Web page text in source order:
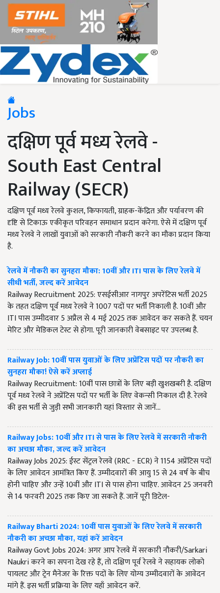
Jobs
दक्षिण पूर्व मध्य रेलवे -
South East Central
Railway (SECR)
दक्षिण पूर्व मध्य रेलवे कुशल, किफायती, ग्राहक-केंद्रित और पर्यावरण की
दृष्टि से टिकाऊ एकीकृत परिवहन समाधान प्रदान करेगा. ऐसे में दक्षिण पूर्व
मध्य रेलवे ने लाखों युवाओं को सरकारी नौकरी करने का मौका प्रदान किया
है.
रेलवे में नौकरी का सुनहरा मौका: 10वीं और ITI पास के लिए रेलवे में
सीधी भर्ती, जल्द करें आवेदन
Railway Recruitment 2025: एसईसीआर नागपुर अपरेंटिस भर्ती 2025
के तहत दक्षिण पूर्व मध्य रेलवे ने 1007 पदों पर भर्ती निकाली है. 10वीं और
ITI पास उम्मीदवार 5 अप्रैल से 4 मई 2025 तक आवेदन कर सकते हैं. चयन
मेरिट और मेडिकल टेस्ट से होगा. पूरी जानकारी वेबसाइट पर उपलब्ध है.
Railway Job: 10वीं पास युवाओं के लिए अप्रेंटिस पदों पर नौकरी का
सुनहरा मौका! ऐसे करें अप्लाई
Railway Recruitment: 10वीं पास छात्रों के लिए बड़ी खुशखबरी है. दक्षिण
पूर्व मध्य रेलवे ने अप्रेंटिस पदों पर भर्ती के लिए वेकन्सी निकाल दी है. रेलवे
की इस भर्ती से जुड़ी सभी जानकारी यहां विस्तार से जानें...
Railway Jobs: 10वीं और ITI से पास के लिए रेलवे में सरकारी नौकरी
का अच्छा मौका, जल्द करें आवेदन
Railway Jobs 2025: ईस्ट सेंट्रल रेलवे (RRC - ECR) ने 1154 अप्रेंटिस पदों
के लिए आवेदन आमंत्रित किए हैं. उम्मीदवारों की आयु 15 से 24 वर्ष के बीच
होनी चाहिए और उन्हें 10वीं और ITI से पास होना चाहिए. आवेदन 25 जनवरी
से 14 फरवरी 2025 तक किए जा सकते हैं. जानें पूरी डिटेल-
Railway Bharti 2024: 10वीं पास युवाओं के लिए रेलवे में सरकारी
नौकरी का अच्छा मौका, यहां करें आवेदन
Railway Govt Jobs 2024: अगर आप रेलवे में सरकारी नौकरी/Sarkari
Naukri करने का सपना देख रहे हैं, तो दक्षिण पूर्व रेलवे ने सहायक लोको
पायलट और ट्रेन मैनेजर के रिक्त पदों के लिए योग्य उम्मीदवारों के आवेदन
मांगे हैं. इस भर्ती प्रक्रिया के लिए यहाँ आवेदन करें.